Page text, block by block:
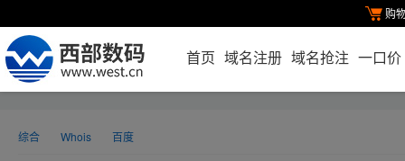
购
首页 域名注册 域名抢注 一口价
综合 Whois 百度